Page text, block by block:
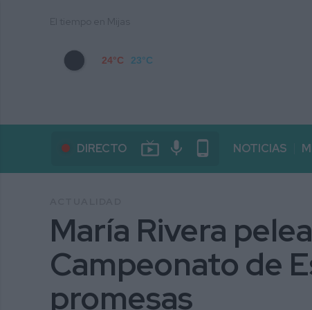
24°C 23°C
DIRECTO live_tv mic phone_android NOTICIAS
María Rivera
Campeonato de
promesas